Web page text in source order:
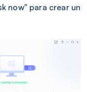
now" para crear un